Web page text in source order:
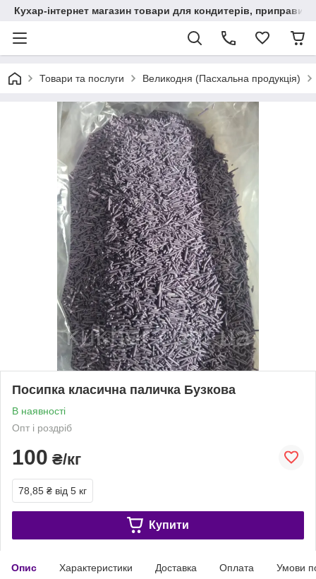
Кухар-інтернет магазин товари для кондитерів, приправи,
Товари та послуги Великодня (Пасхальна продукція)
Посипка класична паличка Бузкова
В наявності
Опт і роздріб
100 ₴/кг
78,85 ₴ від 5 кг
Купити
Опис Характеристики Доставка Оплата Умови